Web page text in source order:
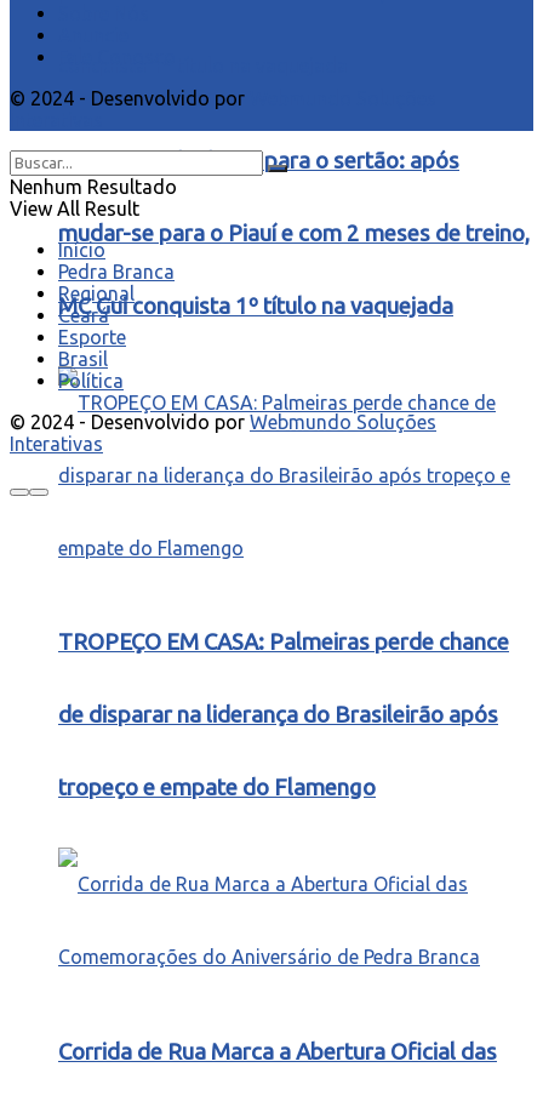
Das pistas de dança para o sertão: após
mudar-se para o Piauí e com 2 meses de treino,
MC Gui conquista 1º título na vaquejada
TROPEÇO EM CASA: Palmeiras perde chance
de disparar na liderança do Brasileirão após
tropeço e empate do Flamengo
Corrida de Rua Marca a Abertura Oficial das
© 2024 - Desenvolvido por
Nenhum Resultado
View All Result
Início
Pedra Branca
Regional
Ceará
Esporte
Brasil
Política
© 2024 - Desenvolvido por Webmundo Soluções
Interativas